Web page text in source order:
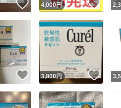
いいね！
4,000円 いい
いいね！
3,800円 いい